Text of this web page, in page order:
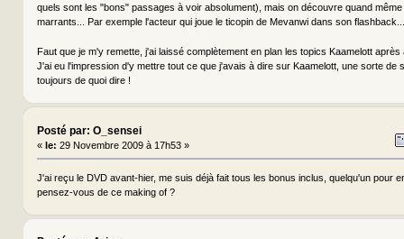
quels sont les "bons" passages à voir absolument), mais on découvre quand
marrants... Par exemple l'acteur qui joue le ticopin de Mevanwi dans son
Faut que je m'y remette, j'ai laissé complètement en plan les topics Kaamelott après
J'ai eu l'impression d'y mettre tout ce que j'avais à dire sur Kaamelott, une sorte de
toujours de quoi dire !
Posté par: O_sensei
« le: 29 Novembre 2009 à 17h53 »
J'ai reçu le DVD avant-hier, me suis déjà fait tous les bonus inclus, quelqu'un pour
pensez-vous de ce making of ?